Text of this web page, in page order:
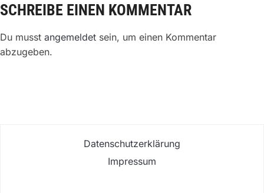
SCHREIBE EINEN KOMMENTAR
Du musst angemeldet sein, um einen Kommentar
abzugeben.
Datenschutzerklärung
Impressum